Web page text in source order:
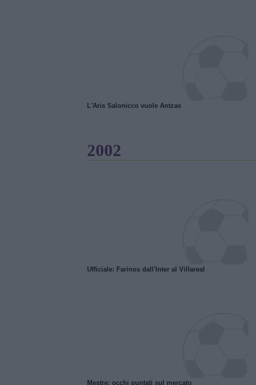
L'Aris Salonicco vuole Antzas
2002
Ufficiale: Farinos dall'Inter al Villareal
Mestre: occhi puntati sul mercato